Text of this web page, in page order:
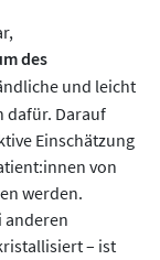
des
und leicht
dafür. Darauf
Einschätzung
von
werden.
anderen
– ist